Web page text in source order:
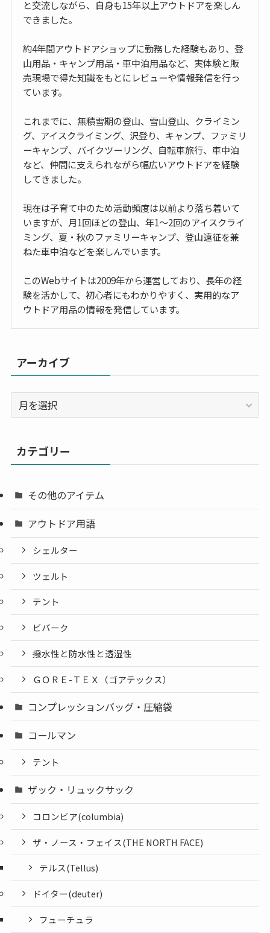
と交流しながら、自身も15年以上アウトドアを楽しん
できました。
約4年間アウトドアショップに勤務した経験もあり、登
山用品・キャンプ用品・車中泊用品など、実体験と販
売現場で得た知識をもとにレビューや情報発信を行っ
ています。
これまでに、無積雪期の登山、雪山登山、クライミン
グ、アイスクライミング、沢登り、キャンプ、ファミリ
ーキャンプ、バイクツーリング、自転車旅行、車中泊
など、仲間に支えられながら幅広いアウトドアを経験
してきました。
現在は子育て中のため活動頻度は以前より落ち着いて
いますが、月1回ほどの登山、年1〜2回のアイスクライ
ミング、夏・秋のファミリーキャンプ、登山遠征を兼
ねた車中泊などを楽しんでいます。
このWebサイトは2009年から運営しており、長年の経
験を活かして、初心者にもわかりやすく、実用的なア
ウトドア用品の情報を発信しています。
アーカイブ
ー
ブ
カテゴリー
その他のアイテム
アウトドア用語
シェルター
ツェルト
テント
ビバーク
撥水性と防水性と透湿性
ＧＯＲＥ-ＴＥＸ（ゴアテックス）
コンプレッションバッグ・圧縮袋
コールマン
テント
ザック・リュックサック
コロンビア(columbia)
ザ・ノース・フェイス(THE NORTH FACE)
テルス(Tellus)
ドイター(deuter)
フューチュラ